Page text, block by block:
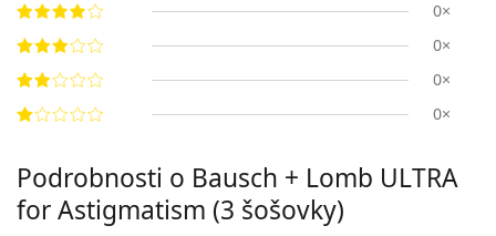
0×
0×
0×
0×
Podrobnosti o Bausch + Lomb ULTRA
for Astigmatism (3 šošovky)